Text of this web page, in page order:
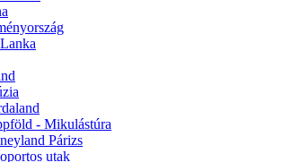
- Mikulástúra
Párizs
utak